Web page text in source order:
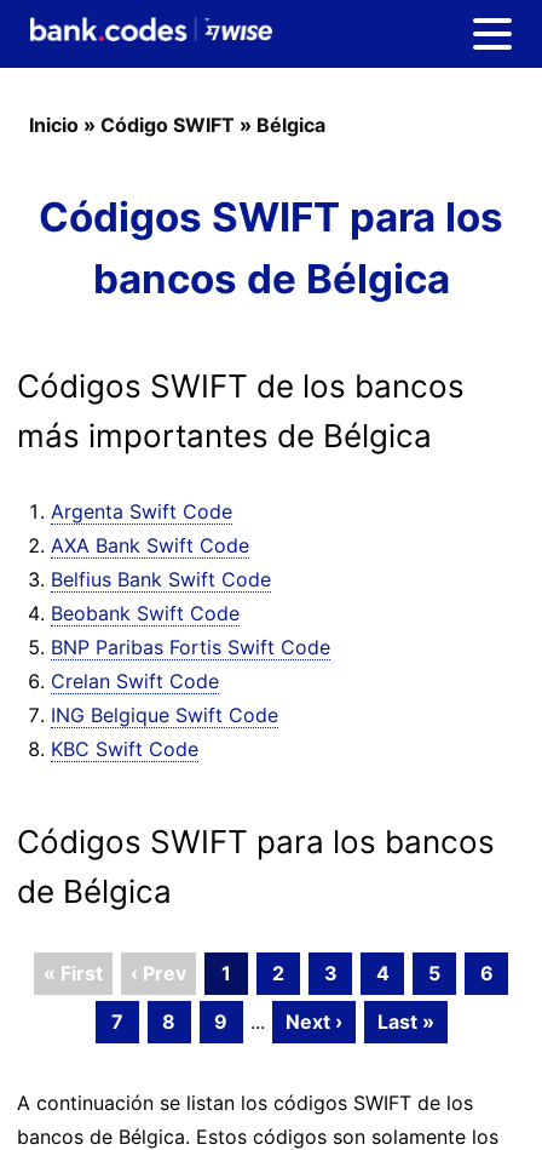
Inicio » Código SWIFT » Bélgica
Códigos SWIFT para los
bancos de Bélgica
Códigos SWIFT de los bancos
más importantes de Bélgica
Argenta Swift Code
AXA Bank Swift Code
Belfius Bank Swift Code
Beobank Swift Code
BNP Paribas Fortis Swift Code
Crelan Swift Code
ING Belgique Swift Code
KBC Swift Code
Códigos SWIFT para los bancos
de Bélgica
« First ‹ Prev 1 2 3 4 5
6
7
8 9 ... Next › Last »
A continuación se listan los códigos SWIFT de los
bancos de Bélgica. Estos códigos son solamente los